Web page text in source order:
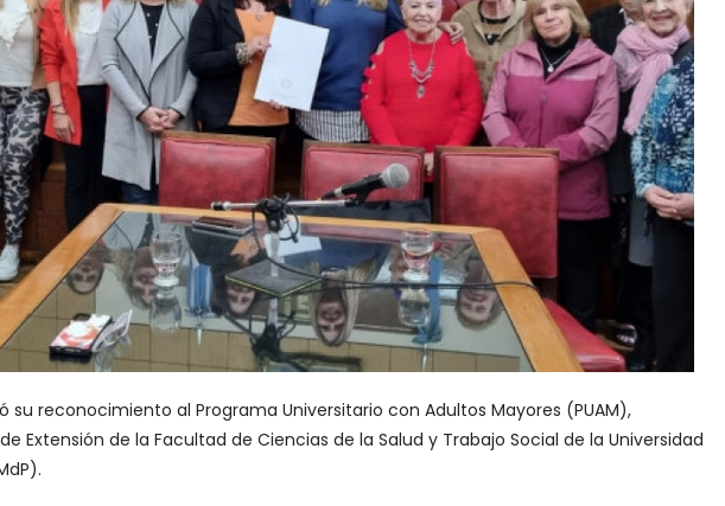
su reconocimiento al Programa Universitario con Adultos Mayores (PUAM),
Extensión de la Facultad de Ciencias de la Salud y Trabajo Social de la Universidad